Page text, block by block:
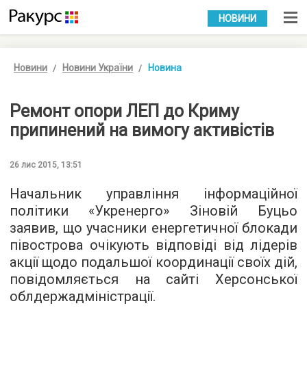
УКР РУС
НОВИНИ
Новини Новини України Новина
Ремонт опори ЛЕП до Криму
припинений на вимогу активістів
26 лис 2015, 13:51
Начальник управління інформаційної
політики «Укренерго» Зіновій Буцьо
заявив, що учасники енергетичної блокади
півострова очікують відповіді від лідерів
акції щодо подальшої координації своїх дій,
повідомляється на сайті Херсонської
облдержадміністрації.